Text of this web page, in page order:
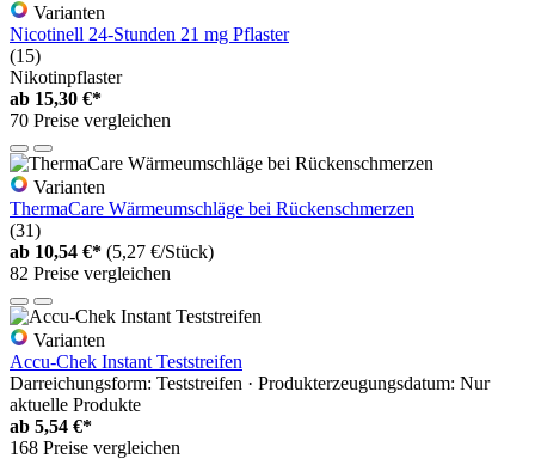
Varianten
Nicotinell 24-Stunden 21 mg Pflaster
(15)
Nikotinpflaster
ab 15,30 €*
70 Preise vergleichen
Varianten
ThermaCare Wärmeumschläge bei Rückenschmerzen
(31)
ab 10,54 €* (5,27 €/Stück)
82 Preise vergleichen
Varianten
Accu-Chek Instant Teststreifen
Darreichungsform: Teststreifen · Produkterzeugungsdatum: Nur
aktuelle Produkte
ab 5,54 €*
168 Preise vergleichen